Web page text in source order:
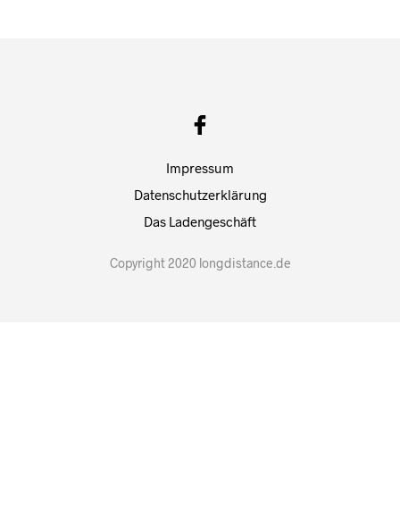
Impressum
Datenschutzerklärung
Das Ladengeschäft
Copyright 2020 longdistance.de